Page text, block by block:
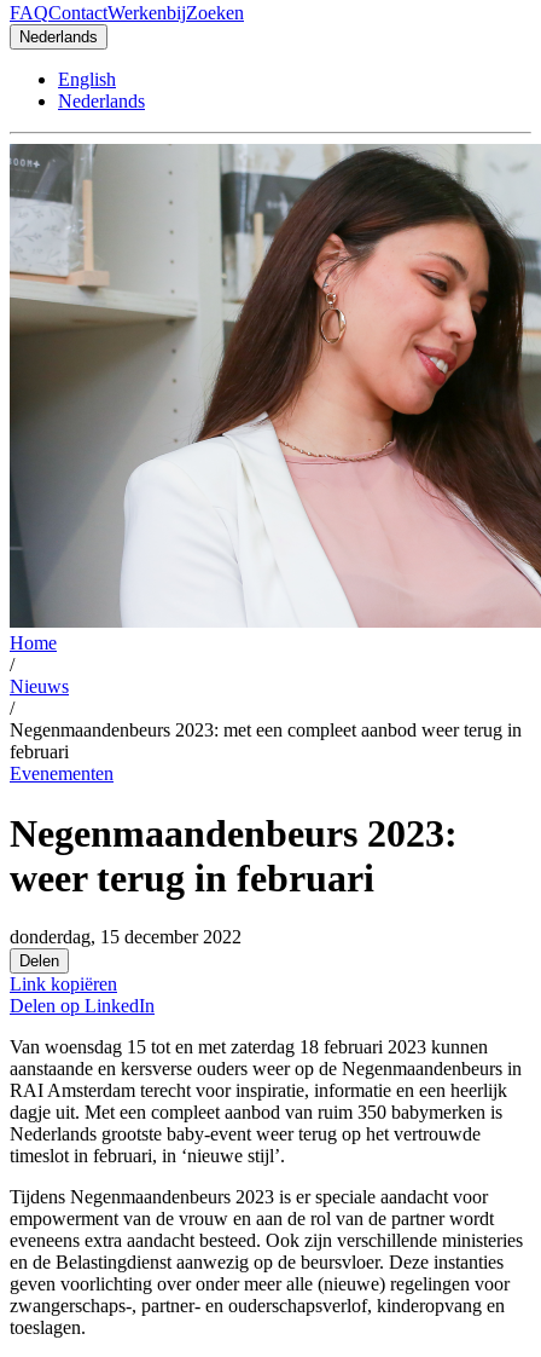
FAQContactWerkenbijZoeken
Nederlands
English
Nederlands
Home
/
Nieuws
/
Negenmaandenbeurs 2023: met een compleet aanbod weer terug in
februari
Evenementen
Negenmaandenbeurs 2023:
weer terug in februari
donderdag, 15 december 2022
Delen
Link kopiëren
Delen op LinkedIn
Van woensdag 15 tot en met zaterdag 18 februari 2023 kunnen
aanstaande en kersverse ouders weer op de Negenmaandenbeurs in
RAI Amsterdam terecht voor inspiratie, informatie en een heerlijk
dagje uit. Met een compleet aanbod van ruim 350 babymerken is
Nederlands grootste baby-event weer terug op het vertrouwde
timeslot in februari, in ‘nieuwe stijl’.
Tijdens Negenmaandenbeurs 2023 is er speciale aandacht voor
empowerment van de vrouw en aan de rol van de partner wordt
eveneens extra aandacht besteed. Ook zijn verschillende ministeries
en de Belastingdienst aanwezig op de beursvloer. Deze instanties
geven voorlichting over onder meer alle (nieuwe) regelingen voor
zwangerschaps-, partner- en ouderschapsverlof, kinderopvang en
toeslagen.